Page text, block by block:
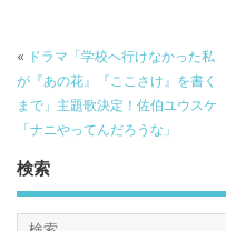
« ドラマ「学校へ行けなかった私
が『あの花』『ここさけ』を書く
まで」主題歌決定！佐伯ユウスケ
「ナニやってんだろうな」
検索